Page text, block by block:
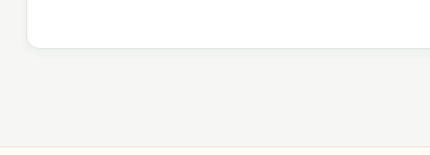
Met Garden Impressions kies je voor